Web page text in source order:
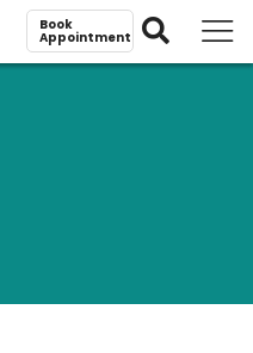
Book
Appointment